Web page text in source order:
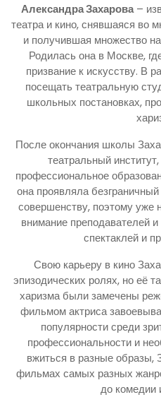
Александра Захарова–
театра и кино, снявшаяся во
и получившая множество
Родилась она в Москве,
призвание к искусству. В
посещать театральную
школьных постановках,
После окончания школы
театральный
профессиональное
она проявляла
совершенству, поэтому уже
внимание преподавателей
спектаклей и
Свою карьеру в кино
эпизодических ролях, но её
харизма были замечены
фильмом актриса
популярности среди
профессиональности и
вжиться в разные образы,
фильмах самых разных
до комедии